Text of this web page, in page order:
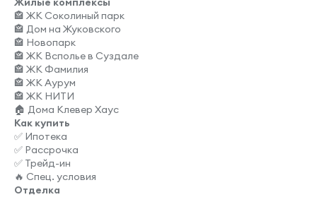
🏤 ЖК Соколиный парк
🏤 Дом на Жуковского
🏤 Новопарк
🏤 ЖК Всполье в Суздале
🏤 ЖК Фамилия
🏤 ЖК Аурум
🏤 ЖК НИТИ
🏠 Дома Клевер Хаус
Как купить
✅ Ипотека
✅ Рассрочка
✅ Трейд-ин
🔥 Спец. условия
Отделка